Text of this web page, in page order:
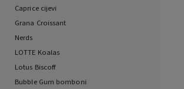
Caprice cijevi
Grana Croissant
Nerds
LOTTE Koalas
Lotus Biscoff
Bubble Gum bomboni